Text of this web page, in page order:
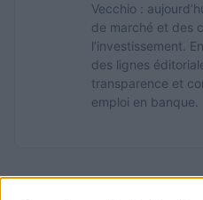
Vecchio :
de marché et des
l’investissement.
des lignes
transparence et
emploi en banque.